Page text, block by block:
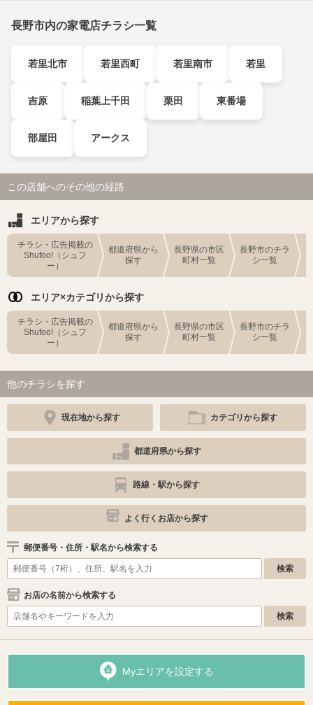
長野市内の家電店チラシ一覧
若里北市 若里西町 若里南市 若里
吉原 稲葉上千田 栗田 東番場
部屋田 アークス
この店舗へのその他の経路
エリアから探す
チラシ・広告掲載の
Shufoo!（シュフ
ー）
都道府県から
探す
長野県の市区
町村一覧
長野市のチラ
シ一覧
エリア×カテゴリから探す
チラシ・広告掲載の
Shufoo!（シュフ
ー）
都道府県から
探す
長野県の市区
町村一覧
長野市のチラ
シ一覧
他のチラシを探す
現在地から探す カテゴリから探す
都道府県から探す
路線・駅から探す
よく行くお店から探す
郵便番号・住所・駅名から検索する
お店の名前から検索する
Myエリアを設定する